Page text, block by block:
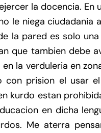
la docencia. En
le niega ciudadania
la pared es solo
que tambien debe
la verduleria en
con prision el usar
kurdo estan
en dicha
Me aterra